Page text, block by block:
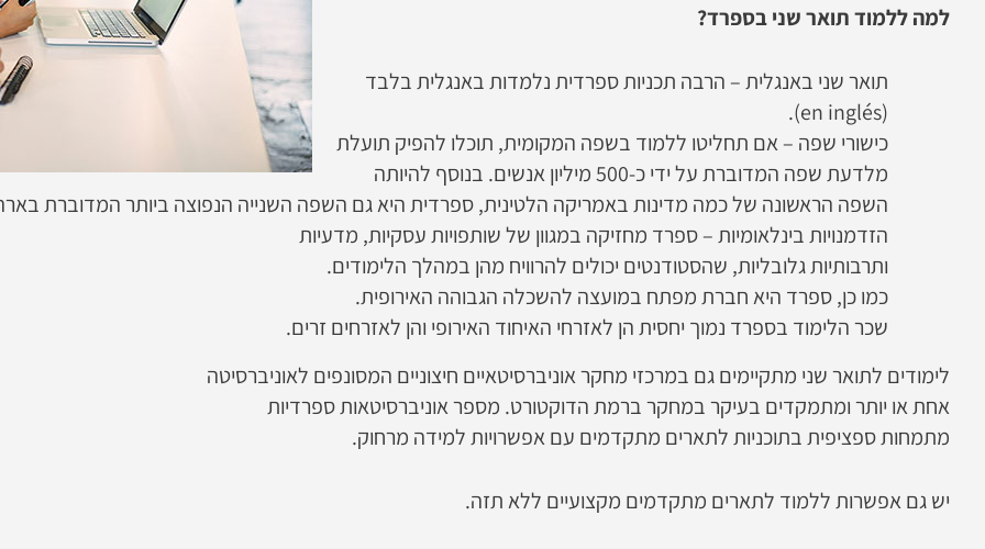
למה ללמוד תואר שני בספרד?
תואר שני באנגלית – הרבה תכניות ספרדית נלמדות באנגלית בלבד
(en inglés).
כישורי שפה – אם תחליטו ללמוד בשפה המקומית, תוכלו להפיק תועלת
מלדעת שפה המדוברת על ידי כ-500 מיליון אנשים. בנוסף להיותה
השפה הראשונה של כמה מדינות באמריקה הלטינית, ספרדית היא גם השפה השנייה הנפוצה ביותר המדוברת
הזדמנויות בינלאומיות – ספרד מחזיקה במגוון של שותפויות עסקיות, מדעיות
ותרבותיות גלובליות, שהסטודנטים יכולים להרוויח מהן במהלך הלימודים.
כמו כן, ספרד היא חברת מפתח במועצה להשכלה הגבוהה האירופית.
שכר הלימוד בספרד נמוך יחסית הן לאזרחי האיחוד האירופי והן לאזרחים זרים.
לימודים לתואר שני מתקיימים גם במרכזי מחקר אוניברסיטאיים חיצוניים המסונפים לאוניברסיטה
אחת או יותר ומתמקדים בעיקר במחקר ברמת הדוקטורט. מספר אוניברסיטאות ספרדיות
מתמחות ספציפית בתוכניות לתארים מתקדמים עם אפשרויות למידה מרחוק.
יש גם אפשרות ללמוד לתארים מתקדמים מקצועיים ללא תזה.